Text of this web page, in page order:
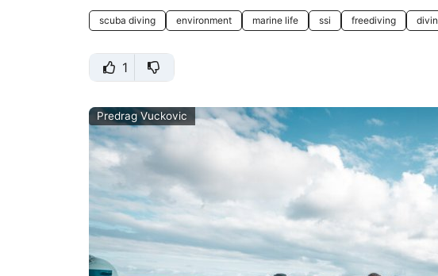
scuba diving environment marine life ssi freediving
1
Predrag Vuckovic